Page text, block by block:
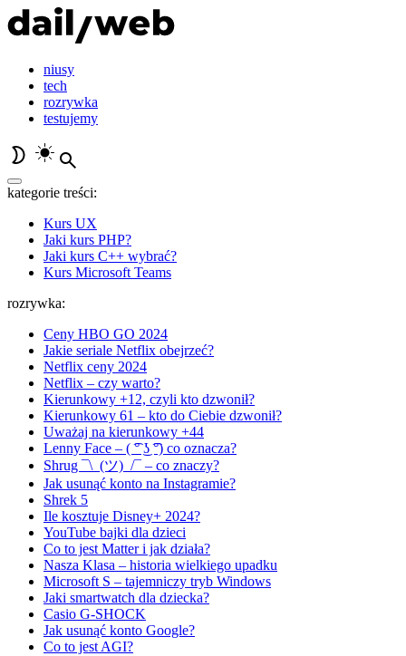
niusy
tech
rozrywka
testujemy
kategorie treści:
Kurs UX
Jaki kurs PHP?
Jaki kurs C++ wybrać?
Kurs Microsoft Teams
rozrywka:
Ceny HBO GO 2024
Jakie seriale Netflix obejrzeć?
Netflix ceny 2024
Netflix – czy warto?
Kierunkowy +12, czyli kto dzwonił?
Kierunkowy 61 – kto do Ciebie dzwonił?
Uważaj na kierunkowy +44
Lenny Face – ( ͡° ͜ʖ ͡°) co oznacza?
Shrug ¯\_(ツ)_/¯ – co znaczy?
Jak usunąć konto na Instagramie?
Shrek 5
Ile kosztuje Disney+ 2024?
YouTube bajki dla dzieci
Co to jest Matter i jak działa?
Nasza Klasa – historia wielkiego upadku
Microsoft S – tajemniczy tryb Windows
Jaki smartwatch dla dziecka?
Casio G-SHOCK
Jak usunąć konto Google?
Co to jest AGI?